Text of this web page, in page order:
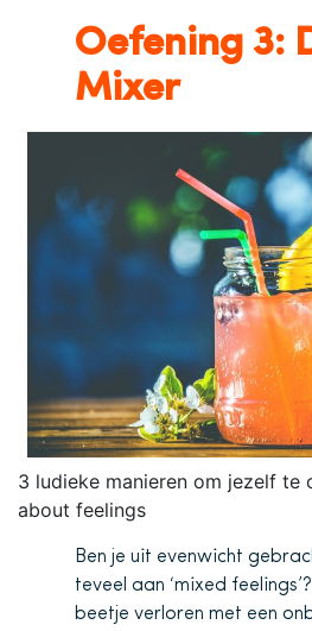
Oefening 3:
Mixer
3 ludieke manieren om jezelf te
about feelings
Ben je uit evenwicht
teveel aan ‘mixed
beetje verloren met een